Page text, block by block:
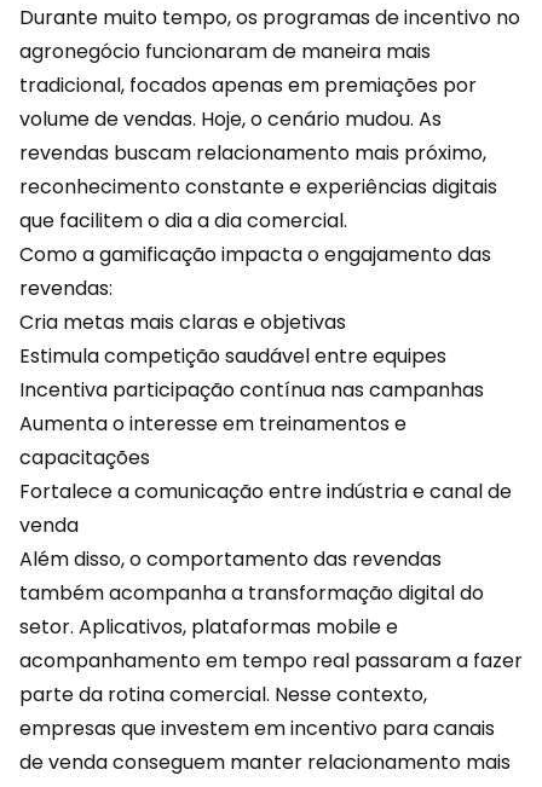
Durante muito tempo, os programas de incentivo no
agronegócio funcionaram de maneira mais
tradicional, focados apenas em premiações por
volume de vendas. Hoje, o cenário mudou. As
revendas buscam relacionamento mais próximo,
reconhecimento constante e experiências digitais
que facilitem o dia a dia comercial.
Como a gamificação impacta o engajamento das
revendas:
Cria metas mais claras e objetivas
Estimula competição saudável entre equipes
Incentiva participação contínua nas campanhas
Aumenta o interesse em treinamentos e
capacitações
Fortalece a comunicação entre indústria ecanal de
venda
Além disso, o comportamento das revendas
também acompanha a transformação digital do
setor. Aplicativos, plataformas mobile e
acompanhamento em tempo real passaram a fazer
parte da rotina comercial. Nesse contexto,
empresas que investem em incentivo para canais
de venda conseguem manter relacionamento mais